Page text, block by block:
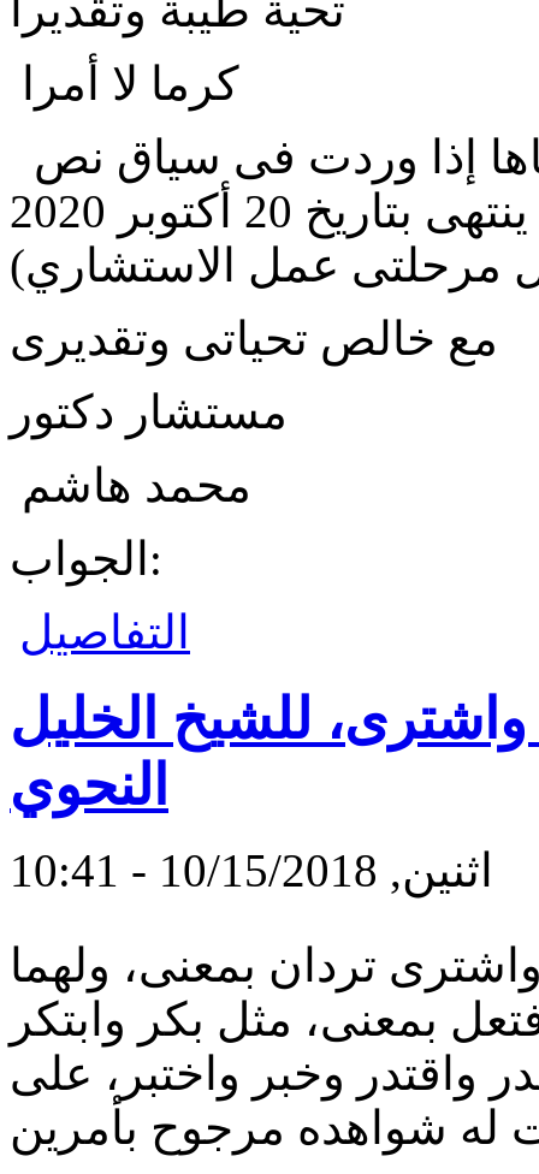
تحية طيبة وتقديرا
كرما لا أمرا
فى عقد من العقود ( المزمع أن ينتهى بتاريخ 20 أكتوبر 2020
مرحلتى عمل الاستشاري)
مع خالص تحياتى وتقديرى
مستشار دكتور
محمد هاشم
الجواب:
التفاصيل
للشيخ الخليل
النحوي
اثنين, 10/15/2018 - 10:41
تردان بمعنى، ولهما
بمعنى، مثل بكر وابتكر
وخبر واختبر، على